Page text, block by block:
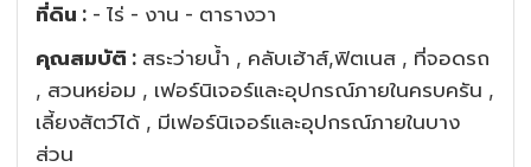
ที่ดิน : - ไร่ - งาน - ตารางวา
คุณสมบัติ : สระว่ายน้ำ , คลับเฮ้าส์,ฟิตเนส , ที่จอดรถ
, สวนหย่อม , เฟอร์นิเจอร์และอุปกรณ์ภายในครบครัน ,
เลี้ยงสัตว์ได้ , มีเฟอร์นิเจอร์และอุปกรณ์ภายในบาง
ส่วน